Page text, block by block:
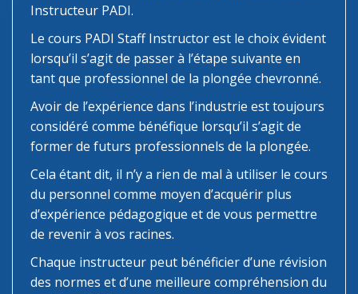
Instructeur PADI.
Le cours PADI Staff Instructor est le choix évident
lorsqu’il s’agit de passer à l’étape suivante en
tant que professionnel de la plongée chevronné.
Avoir de l’expérience dans l’industrie est toujours
considéré comme bénéfique lorsqu’il s’agit de
former de futurs professionnels de la plongée.
Cela étant dit, il n’y a rien de mal à utiliser le cours
du personnel comme moyen d’acquérir plus
d’expérience pédagogique et de vous permettre
de revenir à vos racines.
Chaque instructeur peut bénéficier d’une révision
des normes et d’une meilleure compréhension du